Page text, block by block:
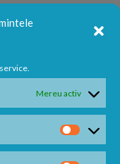
Mereu activ